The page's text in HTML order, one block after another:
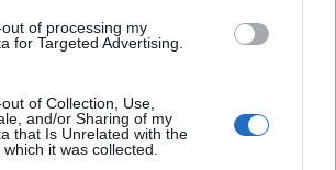
of processing my
for Targeted Advertising.
of Collection, Use,
and/or Sharing of my
that Is Unrelated with the
it was collected.
φακός του gossip-tv